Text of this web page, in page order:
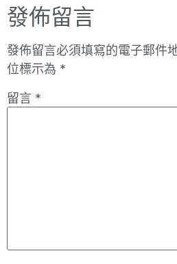
發佈留言
發佈留言必須填寫的電子郵件
位標示為 *
留言 *